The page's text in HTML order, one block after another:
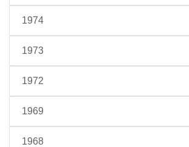
1974
1973
1972
1969
1968